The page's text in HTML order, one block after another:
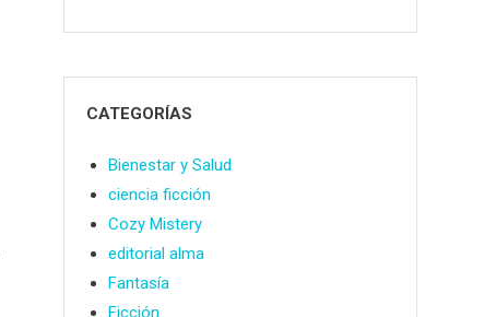
CATEGORÍAS
Bienestar y Salud
ciencia ficción
Cozy Mistery
editorial alma
Fantasía
Ficción